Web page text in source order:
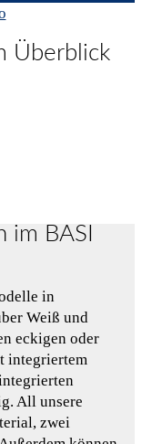
Überblick
im BASI
in
Weiß und
eckigen oder
integriertem
All unsere
zwei